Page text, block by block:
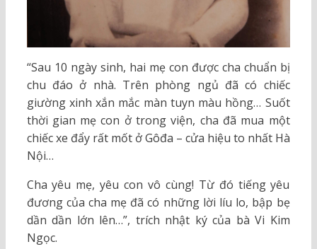
“Sau 10 ngày sinh, hai mẹ con được cha chuẩn bị
chu đáo ở nhà. Trên phòng ngủ đã có chiếc
giường xinh xắn mắc màn tuyn màu hồng… Suốt
thời gian mẹ con ở trong viện, cha đã mua một
chiếc xe đẩy rất mốt ở Gôđa – cửa hiệu to nhất Hà
Nội…
Cha yêu mẹ, yêu con vô cùng! Từ đó tiếng yêu
đương của cha mẹ đã có những lời líu lo, bập bẹ
dần dần lớn lên…”, trích nhật ký của bà Vi Kim
Ngọc.